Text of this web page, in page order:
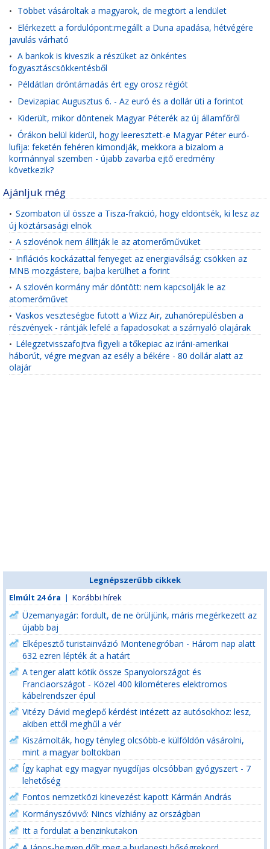
• Többet vásároltak a magyarok, de megtört a lendület
• Elérkezett a fordulópont:megállt a Duna apadása, hétvégére
javulás várható
• A bankok is kiveszik a részüket az önkéntes
fogyasztáscsökkentésből
• Példátlan dróntámadás ért egy orosz régiót
• Devizapiac Augusztus 6. - Az euró és a dollár üti a forintot
• Kiderült, mikor döntenek Magyar Péterék az új államfőről
• Órákon belül kiderül, hogy leeresztett-e Magyar Péter euró-
lufija: feketén fehéren kimondják, mekkora a bizalom a
kormánnyal szemben - újabb zavarba ejtő eredmény
következik?
Ajánljuk még
• Szombaton ül össze a Tisza-frakció, hogy eldöntsék, ki lesz az
új köztársasági elnök
• A szlovénok nem állítják le az atomerőművüket
• Inflációs kockázattal fenyeget az energiaválság: csökken az
MNB mozgástere, bajba kerülhet a forint
• A szlovén kormány már döntött: nem kapcsolják le az
atomerőművet
• Vaskos veszteségbe futott a Wizz Air, zuhanórepülésben a
részvények - rántják lefelé a fapadosokat a szárnyaló olajárak
• Lélegzetvisszafojtva figyeli a tőkepiac az iráni-amerikai
háborút, végre megvan az esély a békére - 80 dollár alatt az
olajár
Legnépszerűbb cikkek
Elmúlt 24 óra | Korábbi hírek
Üzemanyagár: fordult, de ne örüljünk, máris megérkezett az
újabb baj
Elképesztő turistainvázió Montenegróban - Három nap alatt
632 ezren lépték át a határt
A tenger alatt kötik össze Spanyolországot és
Franciaországot - Közel 400 kilométeres elektromos
kábelrendszer épül
Vitézy Dávid meglepő kérdést intézett az autósokhoz: lesz,
akiben ettől meghűl a vér
Kiszámolták, hogy tényleg olcsóbb-e külföldön vásárolni,
mint a magyar boltokban
Így kaphat egy magyar nyugdíjas olcsóbban gyógyszert - 7
lehetőség
Fontos nemzetközi kinevezést kapott Kármán András
Kormányszóvivő: Nincs vízhiány az országban
Itt a fordulat a benzinkutakon